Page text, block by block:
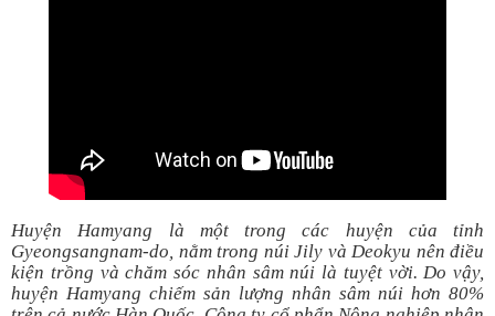
Huyện Hamyang là một trong các huyện của tỉnh
Gyeongsangnam-do, nằm trong núi Jily và Deokyu nên điều
kiện trồng và chăm sóc nhân sâm núi là tuyệt vời. Do vậy,
huyện Hamyang chiếm sản lượng nhân sâm núi hơn 80%